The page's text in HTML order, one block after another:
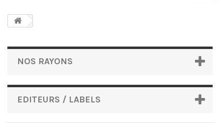
NOS RAYONS
EDITEURS / LABELS